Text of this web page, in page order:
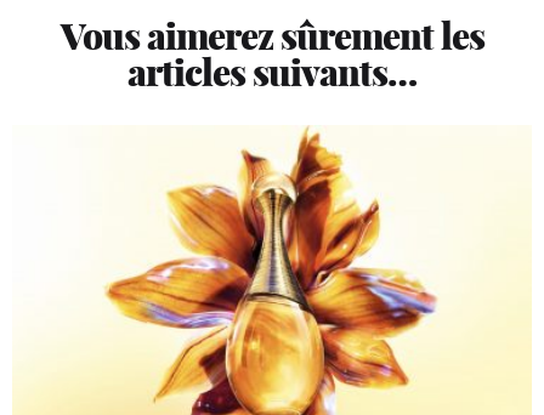
Vous aimerez sûrement les
articles suivants…